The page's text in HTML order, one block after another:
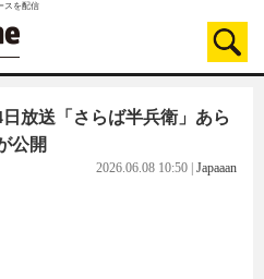
スを配信
日放送「さらば半兵衛」あら
公開
2026.06.08 10:50 Japaaan